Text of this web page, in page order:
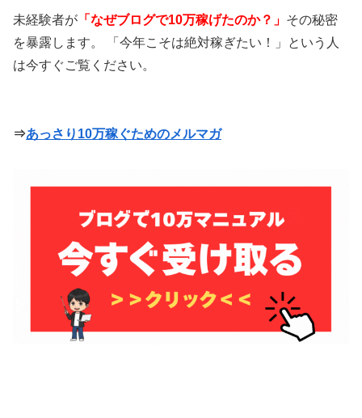
未経験者が 「なぜブログで10万稼げたのか？」 その秘密
を暴露します。 「今年こそは絶対稼ぎたい！」という人
は今すぐご覧ください。
⇒あっさり10万稼ぐためのメルマガ